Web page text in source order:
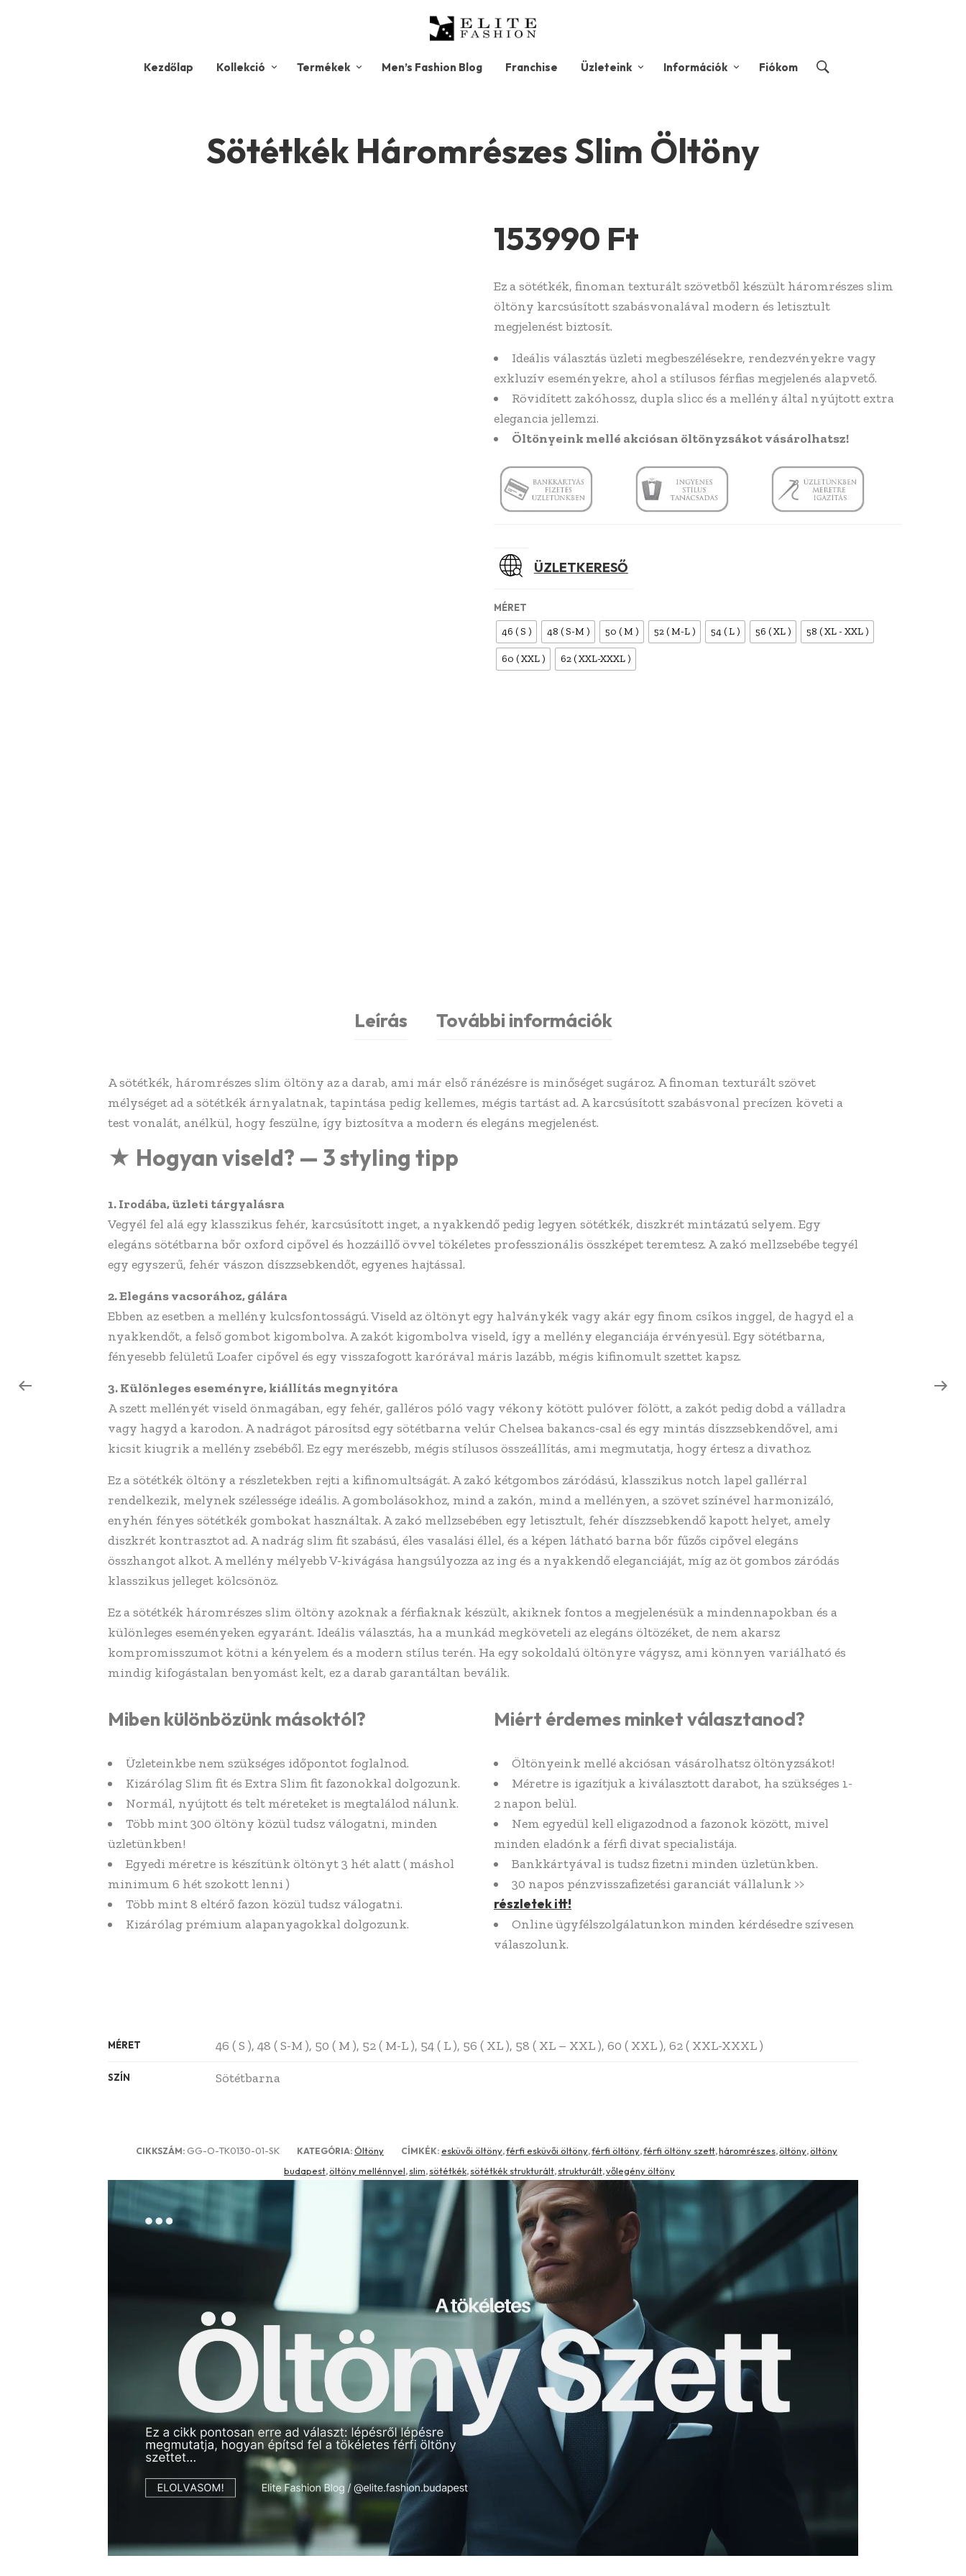
Kezdőlap Kollekció Termékek Men’s Fashion Blog Franchise Üzleteink Információk Fiókom
Sötétkék Háromrészes Slim Öltöny
153990 Ft
Ez a sötétkék, finoman texturált szövetből készült háromrészes slim
öltöny karcsúsított szabásvonalával modern és letisztult
megjelenést biztosít.
Ideális választás üzleti megbeszélésekre, rendezvényekre vagy
exkluzív eseményekre, ahol a stílusos férfias megjelenés alapvető.
Rövidített zakóhossz, dupla slicc és a mellény által nyújtott extra
elegancia jellemzi.
Öltönyeink mellé akciósan öltönyzsákot vásárolhatsz!
ÜZLETKERESŐ
MÉRET
46 ( S ) 48 ( S-M ) 50 ( M ) 52 ( M-L ) 54 ( L ) 56 ( XL ) 58 ( XL - XXL )
60 ( XXL ) 62 ( XXL-XXXL )
Leírás További információk
A sötétkék, háromrészes slim öltöny az a darab, ami már első ránézésre is minőséget sugároz. A finoman texturált szövet
mélységet ad a sötétkék árnyalatnak, tapintása pedig kellemes, mégis tartást ad. A karcsúsított szabásvonal precízen követi a
test vonalát, anélkül, hogy feszülne, így biztosítva a modern és elegáns megjelenést.
★ Hogyan viseld? — 3 styling tipp
1. Irodába, üzleti tárgyalásra
Vegyél fel alá egy klasszikus fehér, karcsúsított inget, a nyakkendő pedig legyen sötétkék, diszkrét mintázatú selyem. Egy
elegáns sötétbarna bőr oxford cipővel és hozzáillő övvel tökéletes professzionális összképet teremtesz. A zakó mellzsebébe tegyél
egy egyszerű, fehér vászon díszzsebkendőt, egyenes hajtással.
2. Elegáns vacsorához, gálára
Ebben az esetben a mellény kulcsfontosságú. Viseld az öltönyt egy halványkék vagy akár egy finom csíkos inggel, de hagyd el a
nyakkendőt, a felső gombot kigombolva. A zakót kigombolva viseld, így a mellény eleganciája érvényesül. Egy sötétbarna,
fényesebb felületű Loafer cipővel és egy visszafogott karórával máris lazább, mégis kifinomult szettet kapsz.
3. Különleges eseményre, kiállítás megnyitóra
A szett mellényét viseld önmagában, egy fehér, galléros póló vagy vékony kötött pulóver fölött, a zakót pedig dobd a válladra
vagy hagyd a karodon. A nadrágot párosítsd egy sötétbarna velúr Chelsea bakancs-csal és egy mintás díszzsebkendővel, ami
kicsit kiugrik a mellény zsebéből. Ez egy merészebb, mégis stílusos összeállítás, ami megmutatja, hogy értesz a divathoz.
Ez a sötétkék öltöny a részletekben rejti a kifinomultságát. A zakó kétgombos záródású, klasszikus notch lapel gallérral
rendelkezik, melynek szélessége ideális. A gombolásokhoz, mind a zakón, mind a mellényen, a szövet színével harmonizáló,
enyhén fényes sötétkék gombokat használtak. A zakó mellzsebében egy letisztult, fehér díszzsebkendő kapott helyet, amely
diszkrét kontrasztot ad. A nadrág slim fit szabású, éles vasalási éllel, és a képen látható barna bőr fűzős cipővel elegáns
összhangot alkot. A mellény mélyebb V-kivágása hangsúlyozza az ing és a nyakkendő eleganciáját, míg az öt gombos záródás
klasszikus jelleget kölcsönöz.
Ez a sötétkék háromrészes slim öltöny azoknak a férfiaknak készült, akiknek fontos a megjelenésük a mindennapokban és a
különleges eseményeken egyaránt. Ideális választás, ha a munkád megköveteli az elegáns öltözéket, de nem akarsz
kompromisszumot kötni a kényelem és a modern stílus terén. Ha egy sokoldalú öltönyre vágysz, ami könnyen variálható és
mindig kifogástalan benyomást kelt, ez a darab garantáltan beválik.
Miben különbözünk másoktól?
Üzleteinkbe nem szükséges időpontot foglalnod.
Kizárólag Slim fit és Extra Slim fit fazonokkal dolgozunk.
Normál, nyújtott és telt méreteket is megtalálod nálunk.
Több mint 300 öltöny közül tudsz válogatni, minden
üzletünkben!
Egyedi méretre is készítünk öltönyt 3 hét alatt ( máshol
minimum 6 hét szokott lenni )
Több mint 8 eltérő fazon közül tudsz válogatni.
Kizárólag prémium alapanyagokkal dolgozunk.
Miért érdemes minket választanod?
Öltönyeink mellé akciósan vásárolhatsz öltönyzsákot!
Méretre is igazítjuk a kiválasztott darabot, ha szükséges 1-
2 napon belül.
Nem egyedül kell eligazodnod a fazonok között, mivel
minden eladónk a férfi divat specialistája.
Bankkártyával is tudsz fizetni minden üzletünkben.
30 napos pénzvisszafizetési garanciát vállalunk >>
részletek itt!
Online ügyfélszolgálatunkon minden kérdésedre szívesen
válaszolunk.
MÉRET 46 ( S ), 48 ( S-M ), 50 ( M ), 52 ( M-L ), 54 ( L ), 56 ( XL ), 58 ( XL – XXL ), 60 ( XXL ), 62 ( XXL-XXXL )
SZÍN Sötétbarna
CIKKSZÁM: GG-O-TK0130-01-SK KATEGÓRIA: Öltöny CÍMKÉK: esküvői öltöny,férfi esküvői öltöny,férfi öltöny,férfi öltöny szett,háromrészes,öltöny,öltöny
budapest,öltöny mellénnyel, slim, sötétkék, sötétkék strukturált, strukturált,vőlegény öltöny